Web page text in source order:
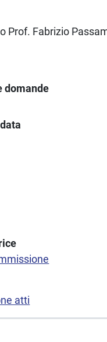
Prof. Fabrizio
domande
atti